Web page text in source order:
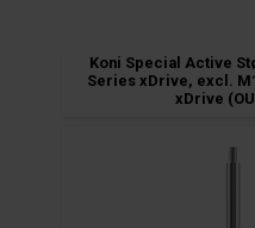
Koni Special Active
Series xDrive, excl.
xDrive